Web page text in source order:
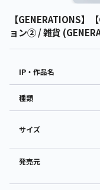
【GENERATIONS】
ョン② / 雑貨
IP・作品名
種類
サイズ
発売元